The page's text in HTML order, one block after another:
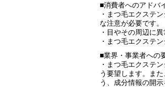
■消費者へのアドバ
・まつ毛エクステ
な注意が必要です。
・目やその周辺に
・まつ毛エクステ
■業界・事業者への
・まつ毛エクステ
う要望します。ま
う、成分情報の開示